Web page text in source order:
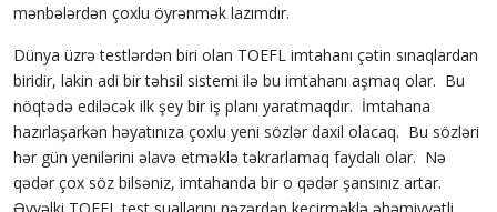
mənbələrdən çoxlu öyrənmək lazımdır.
Dünya üzrə testlərdən biri olan TOEFL imtahanı çətin sınaqlardan
biridir, lakin adi bir təhsil sistemi ilə bu imtahanı aşmaq olar. Bu
nöqtədə ediləcək ilk şey bir iş planı yaratmaqdır. İmtahana
hazırlaşarkən həyatınıza çoxlu yeni sözlər daxil olacaq. Bu sözləri
hər gün yenilərini əlavə etməklə təkrarlamaq faydalı olar. Nə
qədər çox söz bilsəniz, imtahanda bir o qədər şansınız artar.